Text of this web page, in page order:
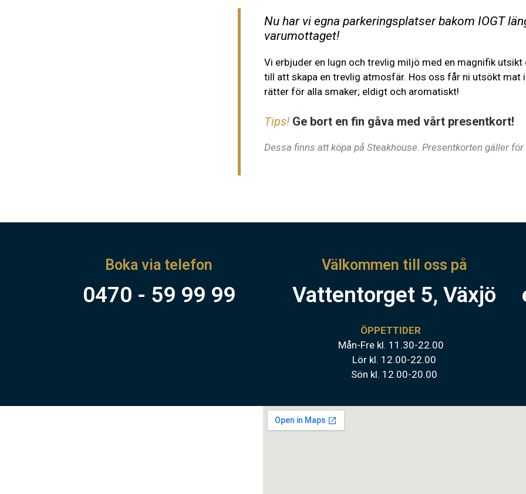
Nu har vi egna parkeringsplatser bakom IOGT
varumottaget!
Vi erbjuder en lugn och trevlig miljö med en magnifik
till att skapa en trevlig atmosfär. Hos oss får ni utsökt mat
rätter för alla smaker; eldigt och aromatiskt!
Tips! Ge bort en fin gåva med vårt presentkort!
Dessa finns att köpa på Steakhouse. Presentkorten gäller
Boka via telefon
0470 - 59 99 99
Välkommen till oss på
Vattentorget 5, Växjö
ÖPPETTIDER
Mån-Fre kl. 11.30-22.00
Lör kl. 12.00-22.00
Sön kl. 12.00-20.00